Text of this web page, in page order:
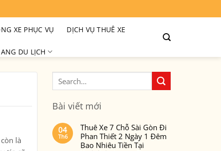
XE PHỤC VỤ DỊCH VỤ THUÊ XE
DU LỊCH
là
Bài viết mới
04
Th6
Thuê Xe 7 Chỗ Sài Gòn Đi
Phan Thiết 2 Ngày 1 Đêm
Bao Nhiêu Tiền Tại